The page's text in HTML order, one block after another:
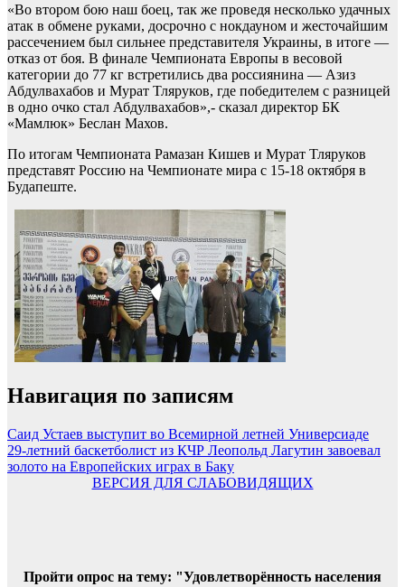
«Во втором бою наш боец, так же проведя несколько удачных
атак в обмене руками, досрочно с нокдауном и жесточайшим
рассечением был сильнее представителя Украины, в итоге —
отказ от боя. В финале Чемпионата Европы в весовой
категории до 77 кг встретились два россиянина — Азиз
Абдулвахабов и Мурат Тляруков, где победителем с разницей
в одно очко стал Абдулвахабов»,- сказал директор БК
«Мамлюк» Беслан Махов.
По итогам Чемпионата Рамазан Кишев и Мурат Тляруков
представят Россию на Чемпионате мира с 15-18 октября в
Будапеште.
Навигация по записям
Саид Устаев выступит во Всемирной летней Универсиаде
29-летний баскетболист из КЧР Леопольд Лагутин завоевал
золото на Европейских играх в Баку
ВЕРСИЯ ДЛЯ СЛАБОВИДЯЩИХ
Пройти опрос на тему: "Удовлетворённость населения